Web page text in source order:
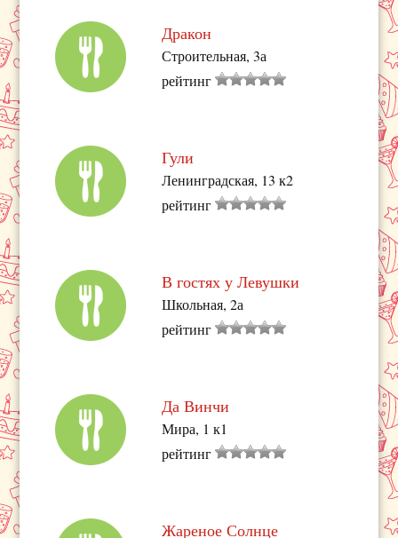
Дракон
Строительная, 3а
рейтинг
Гули
Ленинградская, 13 к2
рейтинг
В гостях у Левушки
Школьная, 2а
рейтинг
Да Винчи
Мира, 1 к1
рейтинг
Жареное Солнце